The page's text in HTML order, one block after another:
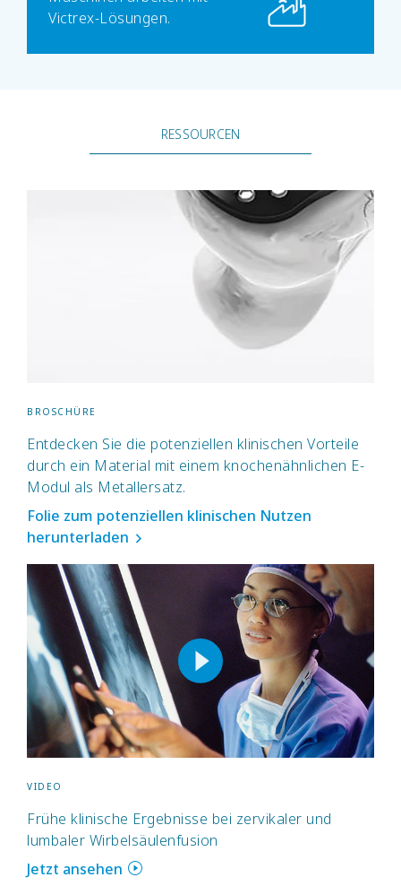
Victrex-Lösungen.
RESSOURCEN
BROSCHÜRE
Entdecken Sie die potenziellen klinischen Vorteile
durch ein Material mit einem knochenähnlichen E-
Modul als Metallersatz.
Folie zum potenziellen klinischen Nutzen
herunterladen
VIDEO
Frühe klinische Ergebnisse bei zervikaler und
lumbaler Wirbelsäulenfusion
Jetzt ansehen